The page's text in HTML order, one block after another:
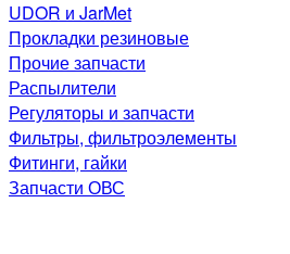
UDOR и JarMet
Прокладки резиновые
Прочие запчасти
Распылители
Регуляторы и запчасти
Фильтры, фильтроэлементы
Фитинги, гайки
Запчасти ОВС